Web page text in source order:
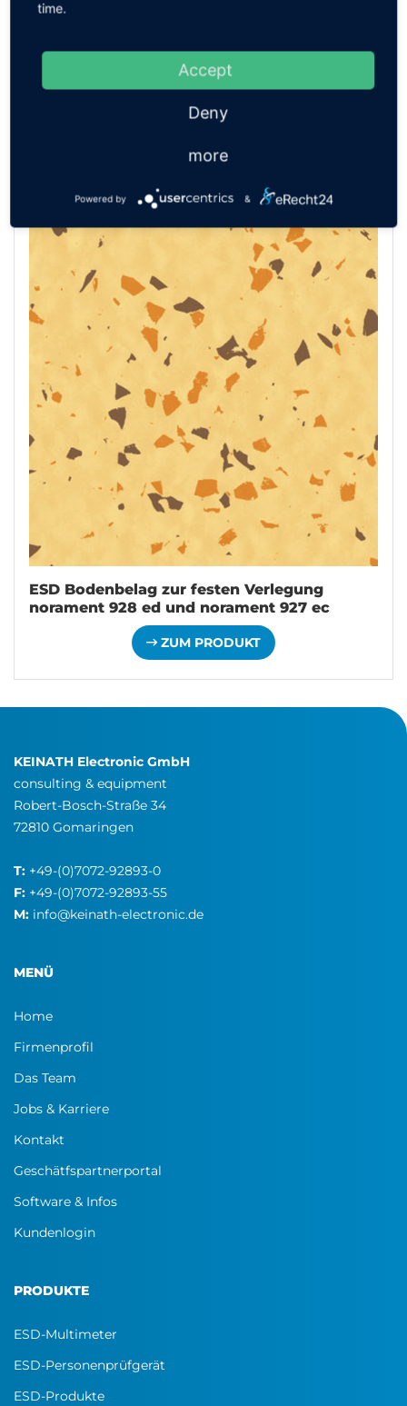
ESD Bodenbelag zur festen Verlegung -
ESD Bodenbelag zur festen Verlegung
norament 928 ed und norament 927 ec
ZUM PRODUKT
KEINATH Electronic GmbH
consulting & equipment
Robert-Bosch-Straße 34
72810 Gomaringen
T: +49-(0)7072-92893-0
F: +49-(0)7072-92893-55
M: info@keinath-electronic.de
MENÜ
Home
Firmenprofil
Das Team
Jobs & Karriere
Kontakt
Geschätfspartnerportal
Software & Infos
Kundenlogin
PRODUKTE
ESD-Multimeter
ESD-Personenprüfgerät
ESD-Produkte
time.
Accept
Deny
more
Powered by &